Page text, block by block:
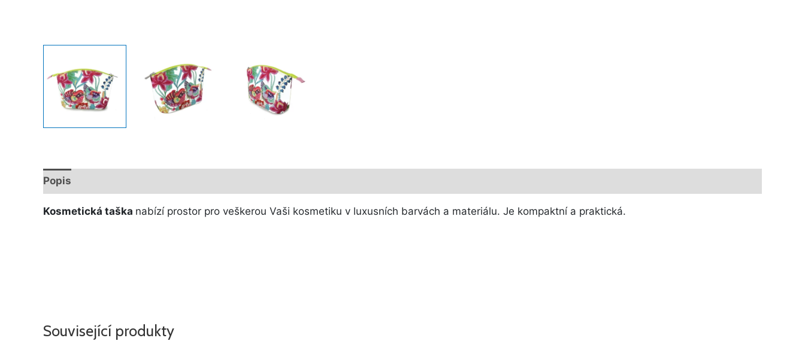
Popis
Kosmetická taška nabízí prostor pro veškerou Vaši kosmetiku v luxusních barvách a materiálu. Je kompaktní a praktická.
Související produkty